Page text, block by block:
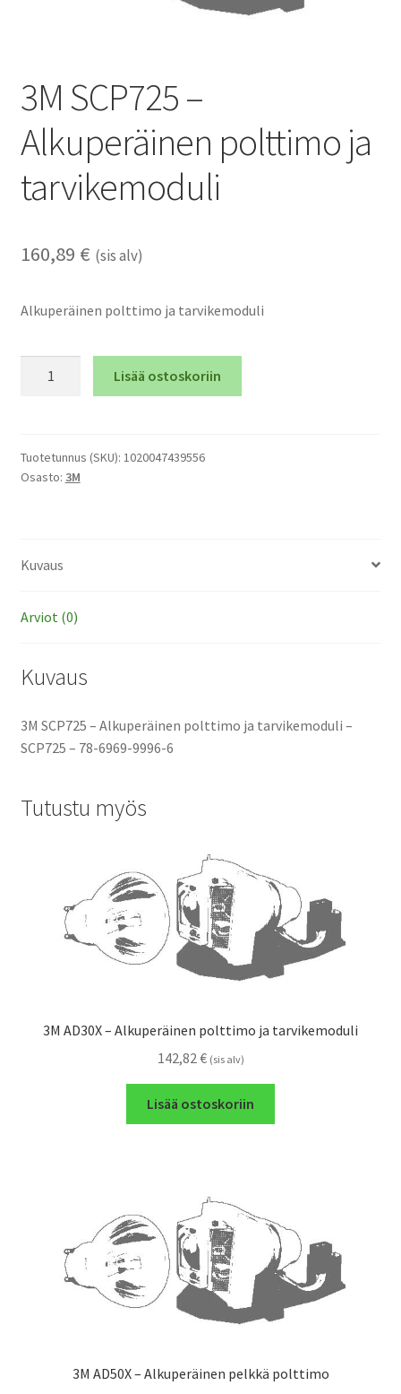
3M SCP725 –
Alkuperäinen polttimo ja
tarvikemoduli
160,89 € (sis alv)
Alkuperäinen polttimo ja tarvikemoduli
polttimo
ja
Lisää ostoskoriin
Tuotetunnus (SKU): 1020047439556
Osasto: 3M
Kuvaus
Arviot (0)
Kuvaus
3M SCP725 – Alkuperäinen polttimo ja tarvikemoduli –
SCP725 – 78-6969-9996-6
Tutustu myös
3M AD30X – Alkuperäinen polttimo ja tarvikemoduli
142,82 € (sis alv)
Lisää ostoskoriin
3M AD50X – Alkuperäinen pelkkä polttimo